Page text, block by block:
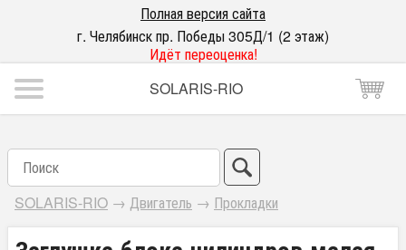
Полная версия сайта
г. Челябинск пр. Победы 305Д/1 (2 этаж)
Идёт переоценка!
SOLARIS-RIO
SOLARIS-RIO → Двигатель → Прокладки